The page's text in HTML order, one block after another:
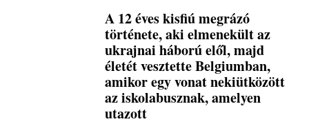
A 12 éves kisfiú megrázó
története, aki elmenekült az
ukrajnai háború elől, majd
életét vesztette Belgiumban,
amikor egy vonat nekiütközött
az iskolabusznak, amelyen
utazott